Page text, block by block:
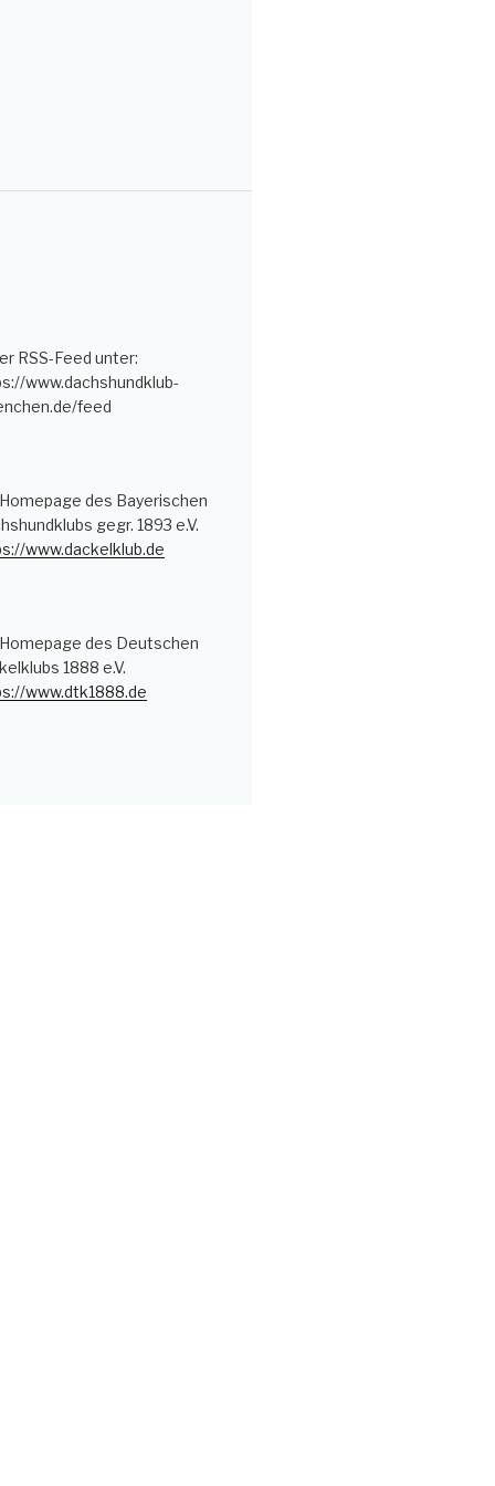
RSS-Feed unter:
www.dachshundklub-
feed
des Bayerischen
gegr. 1893 e.V.
www.dackelklub.de
des Deutschen
1888 e.V.
www.dtk1888.de